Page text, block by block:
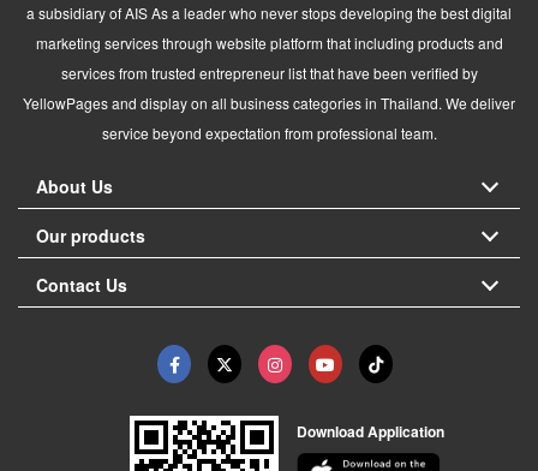
a subsidiary of AIS As a leader who never stops developing the best digital
marketing services through website platform that including products and
services from trusted entrepreneur list that have been verified by
YellowPages and display on all business categories in Thailand. We deliver
service beyond expectation from professional team.
About Us
Our products
Contact Us
Download Application